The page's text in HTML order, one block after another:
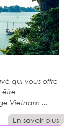
qui vous offre
être
Vietnam ...
En savoir plus